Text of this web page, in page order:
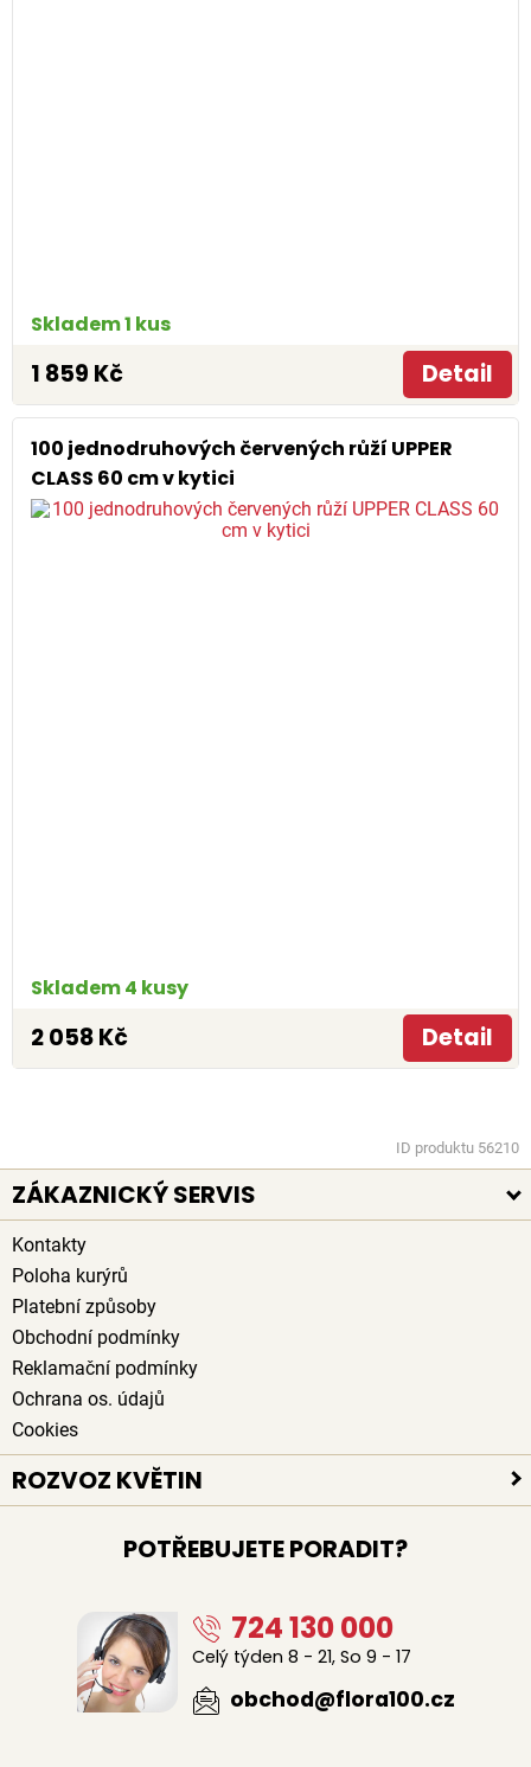
Skladem 1 kus
1 859 Kč Detail
100 jednodruhových červených růží UPPER
CLASS 60 cm v kytici
Skladem 4 kusy
2 058 Kč Detail
ID produktu 56210
ZÁKAZNICKÝ SERVIS
Kontakty
Poloha kurýrů
Platební způsoby
Obchodní podmínky
Reklamační podmínky
Ochrana os. údajů
Cookies
ROZVOZ KVĚTIN
Rozvoz květin po celé ČR
Doručení květin zdarma
Sledujte kurýra při doručení
Naši lidé na doručení květin
Odkud květiny rozvážíme
POTŘEBUJETE PORADIT?
724 130 000
Celý týden 8 - 21, So 9 - 17
obchod@flora100.cz